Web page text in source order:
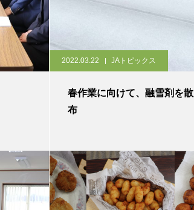
2022.03.22 JAトピックス
春作業に向けて、融雪剤を散
布